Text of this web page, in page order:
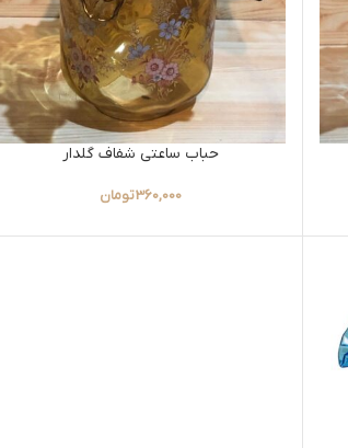
حباب ساعتی شفاف گلدار
360,000تومان